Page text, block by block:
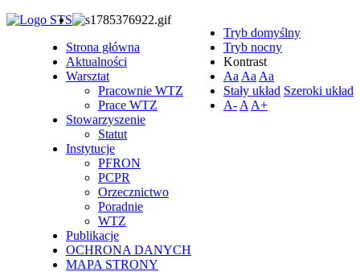
Tryb domyślny
Tryb nocny
Kontrast
Aa Aa Aa
Stały układ Szeroki układ
A- A A+
Strona główna
Aktualności
Warsztat
Pracownie WTZ
Prace WTZ
Stowarzyszenie
Statut
Instytucje
PFRON
PCPR
Orzecznictwo
Poradnie
WTZ
Publikacje
OCHRONA DANYCH
MAPA STRONY